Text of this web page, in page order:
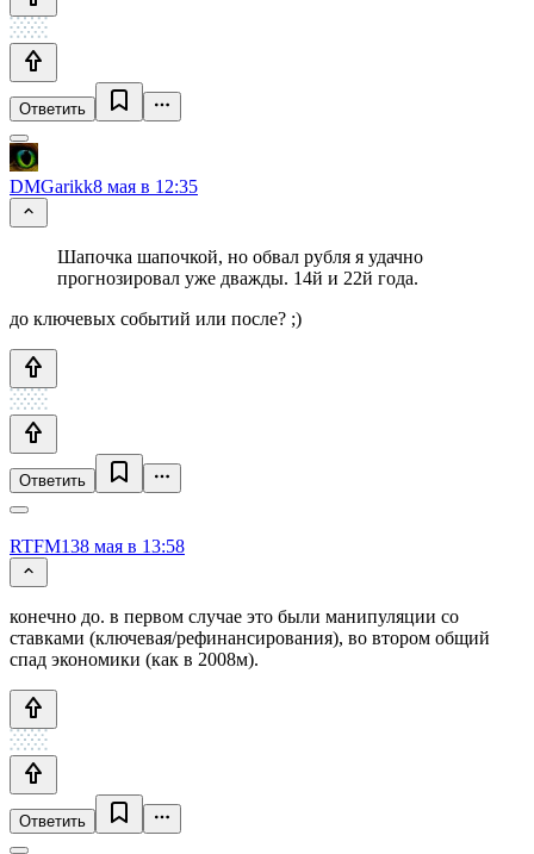
Ответить
DMGarikk8 мая в 12:35
Шапочка шапочкой, но обвал рубля я удачно
прогнозировал уже дважды. 14й и 22й года.
до ключевых событий или после? ;)
Ответить
RTFM138 мая в 13:58
конечно до. в первом случае это были манипуляции со
ставками (ключевая/рефинансирования), во втором общий
спад экономики (как в 2008м).
Ответить